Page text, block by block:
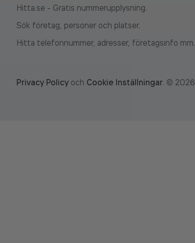
Hitta.se - Gratis nummerupplysning.
Sök företag, personer och platser.
Hitta telefonnummer, adresser, företagsinfo mm.
Privacy Policy och Cookie Inställningar. © 2026